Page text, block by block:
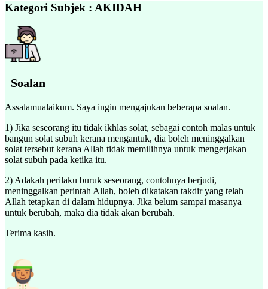
Kategori Subjek : AKIDAH
Soalan
Assalamualaikum. Saya ingin mengajukan beberapa soalan.
1) Jika seseorang itu tidak ikhlas solat, sebagai contoh malas untuk
bangun solat subuh kerana mengantuk, dia boleh meninggalkan
solat tersebut kerana Allah tidak memilihnya untuk mengerjakan
solat subuh pada ketika itu.
2) Adakah perilaku buruk seseorang, contohnya berjudi,
meninggalkan perintah Allah, boleh dikatakan takdir yang telah
Allah tetapkan di dalam hidupnya. Jika belum sampai masanya
untuk berubah, maka dia tidak akan berubah.
Terima kasih.